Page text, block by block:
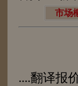
市场
....翻译报